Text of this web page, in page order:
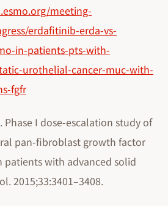
meeting-
erdafitinib-erda-vs-
in-patients-pts-with-
urothelial-cancer-muc-with-
fgfr
Phase I dose-escalation study of
pan-fibroblast growth factor
with advanced solid
2015;33:3401–3408.